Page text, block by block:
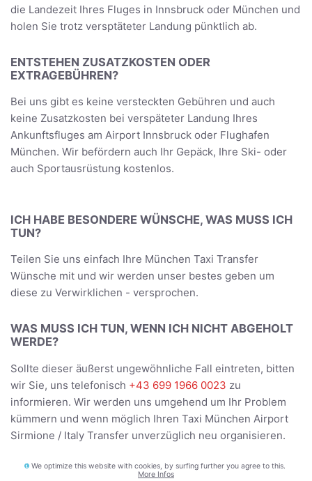
die Landezeit Ihres Fluges in Innsbruck oder München und
holen Sie trotz versptäteter Landung pünktlich ab.
ENTSTEHEN ZUSATZKOSTEN ODER
EXTRAGEBÜHREN?
Bei uns gibt es keine versteckten Gebühren und auch
keine Zusatzkosten bei verspäteter Landung Ihres
Ankunftsfluges am Airport Innsbruck oder Flughafen
München. Wir befördern auch Ihr Gepäck, Ihre Ski- oder
auch Sportausrüstung kostenlos.
ICH HABE BESONDERE WÜNSCHE, WAS MUSS ICH
TUN?
Teilen Sie uns einfach Ihre München Taxi Transfer
Wünsche mit und wir werden unser bestes geben um
diese zu Verwirklichen - versprochen.
WAS MUSS ICH TUN, WENN ICH NICHT ABGEHOLT
WERDE?
Sollte dieser äußerst ungewöhnliche Fall eintreten, bitten
wir Sie, uns telefonisch +43 699 1966 0023 zu
informieren. Wir werden uns umgehend um Ihr Problem
kümmern und wenn möglich Ihren Taxi München Airport
Sirmione / Italy Transfer unverzüglich neu organisieren.
BEFÖRDERT DER FAHRER UNS DIREKT ZUR
We optimize this website with cookies, by surfing further you agree to this.
More Infos